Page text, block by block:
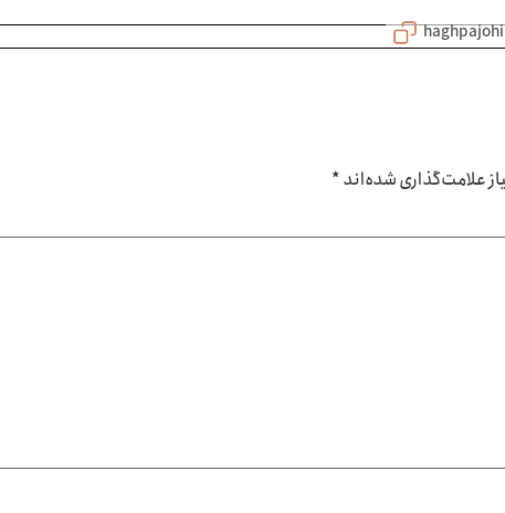
علامت‌گذاری شده‌اند*